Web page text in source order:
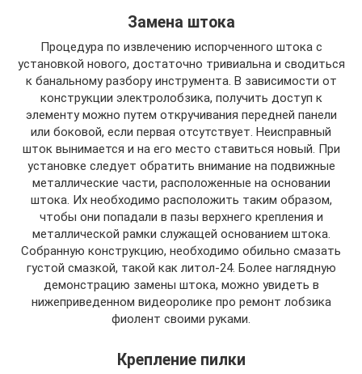
Замена штока
Процедура по извлечению испорченного штока с
установкой нового, достаточно тривиальна и сводиться
к банальному разбору инструмента. В зависимости от
конструкции электролобзика, получить доступ к
элементу можно путем откручивания передней панели
или боковой, если первая отсутствует. Неисправный
шток вынимается и на его место ставиться новый. При
установке следует обратить внимание на подвижные
металлические части, расположенные на основании
штока. Их необходимо расположить таким образом,
чтобы они попадали в пазы верхнего крепления и
металлической рамки служащей основанием штока.
Собранную конструкцию, необходимо обильно смазать
густой смазкой, такой как литол-24. Более наглядную
демонстрацию замены штока, можно увидеть в
нижеприведенном видеоролике про ремонт лобзика
фиолент своими руками.
Крепление пилки